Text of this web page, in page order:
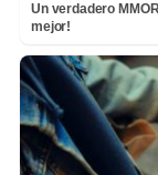
Un verdadero
mejor!